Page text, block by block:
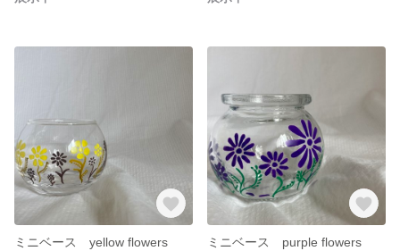
ミニベース yellow flowers
ミニベース purple flowers